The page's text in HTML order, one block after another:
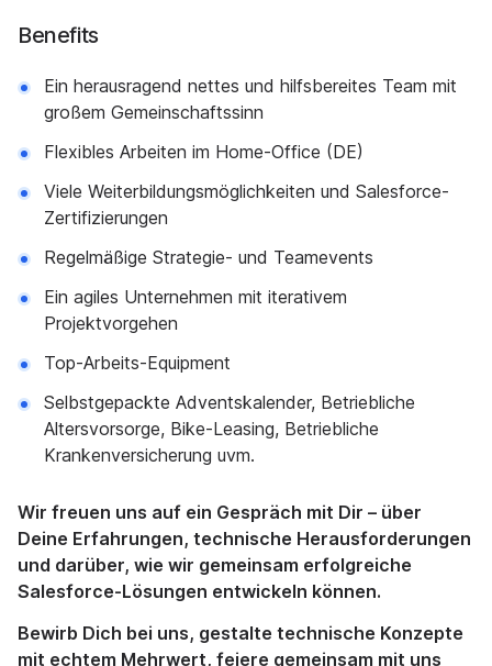
Benefits
Ein herausragend nettes und hilfsbereites Team mit
großem Gemeinschaftssinn
Flexibles Arbeiten im Home-Office (DE)
Viele Weiterbildungsmöglichkeiten und Salesforce-
Zertifizierungen
Regelmäßige Strategie- und Teamevents
Ein agiles Unternehmen mit iterativem
Projektvorgehen
Top-Arbeits-Equipment
Selbstgepackte Adventskalender, Betriebliche
Altersvorsorge, Bike-Leasing, Betriebliche
Krankenversicherung uvm.
Wir freuen uns auf ein Gespräch mit Dir – über
Deine Erfahrungen, technische Herausforderungen
und darüber, wie wir gemeinsam erfolgreiche
Salesforce-Lösungen entwickeln können.
Bewirb Dich bei uns, gestalte technische Konzepte
mit echtem Mehrwert, feiere gemeinsam mit uns